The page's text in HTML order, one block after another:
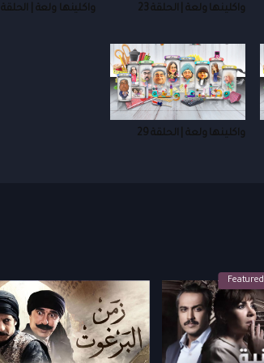
واكلينها ولعة | الحلقة 23 واكلينها ولعة | الحلقة 24
واكلينها ولعة | الحلقة 29
Featured